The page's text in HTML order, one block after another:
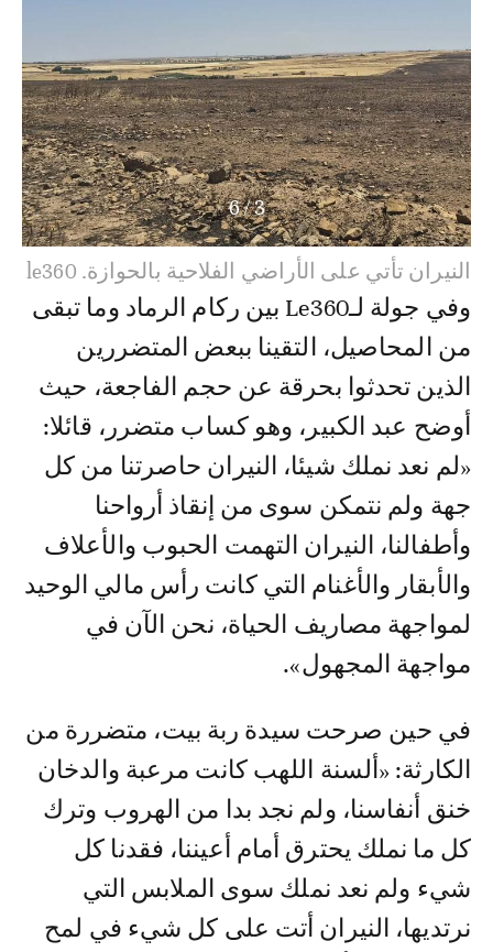
4
/
6
النيران تأتي على الأراضي الفلاحية بالحوازة. le360
و​في جولة لـLe360 بين ركام الرماد وما تبقى
من المحاصيل، التقينا ببعض المتضررين
الذين تحدثوا بحرقة عن حجم الفاجعة، حيث
أوضح ​عبد الكبير، وهو كساب متضرر، قائلا:
«لم نعد نملك شيئا، النيران حاصرتنا من كل
جهة ولم نتمكن سوى من إنقاذ أرواحنا
وأطفالنا، النيران التهمت الحبوب والأعلاف
والأبقار والأغنام التي كانت رأس مالي الوحيد
لمواجهة مصاريف الحياة، نحن الآن في
مواجهة المجهول».
في حين صرحت سيدة ربة بيت، متضررة من
الكارثة: «ألسنة اللهب كانت مرعبة والدخان
خنق أنفاسنا، ولم نجد بدا من الهروب وترك
كل ما نملك يحترق أمام أعيننا، فقدنا كل
شيء ولم نعد نملك سوى الملابس التي
نرتديها، النيران أتت على كل شيء في لمح